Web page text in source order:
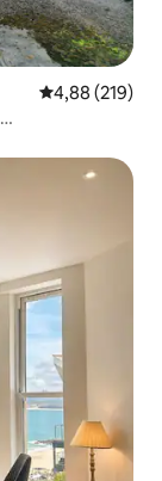
4,88 de uma
4,88 (219)